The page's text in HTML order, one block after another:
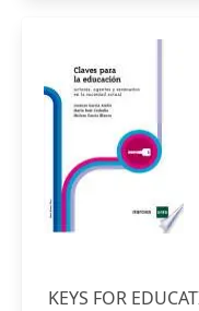
KEYS FOR